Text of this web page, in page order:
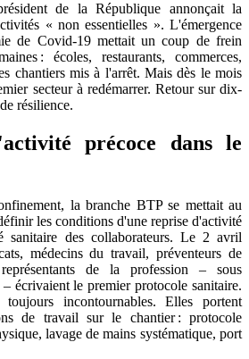
de la République annonçait la
« non essentielles ». L'émergence
de Covid-19 mettait un coup de frein
: écoles, restaurants, commerces,
chantiers mis à l'arrêt. Mais dès le mois
secteur à redémarrer. Retour sur dix-
résilience.
précoce dans le
la branche BTP se mettait au
les conditions d'une reprise d'activité
sanitaire des collaborateurs. Le 2 avril
médecins du travail, préventeurs de
de la profession – sous
écrivaient le premier protocole sanitaire.
incontournables. Elles portent
de travail sur le chantier : protocole
lavage de mains systématique, port